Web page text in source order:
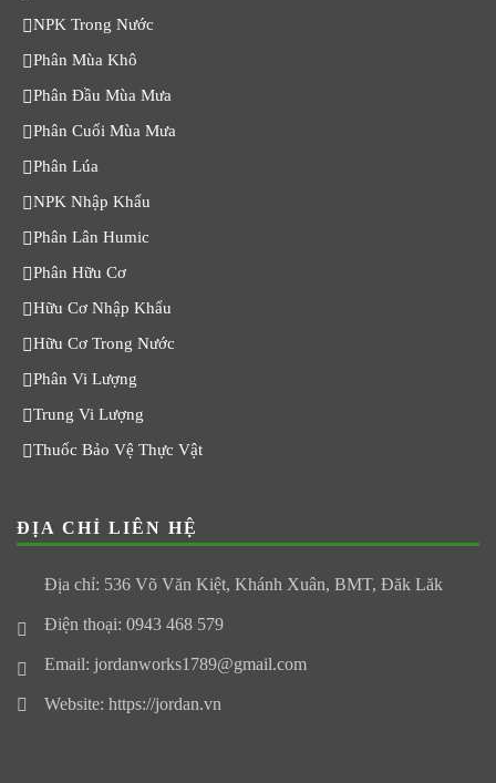
NPK Trong Nước
Phân Mùa Khô
Phân Đầu Mùa Mưa
Phân Cuối Mùa Mưa
Phân Lúa
NPK Nhập Khẩu
Phân Lân Humic
Phân Hữu Cơ
Hữu Cơ Nhập Khẩu
Hữu Cơ Trong Nước
Phân Vi Lượng
Trung Vi Lượng
Thuốc Bảo Vệ Thực Vật
ĐỊA CHỈ LIÊN HỆ
Địa chỉ: 536 Võ Văn Kiệt, Khánh Xuân, BMT, Đăk Lăk
Điện thoại: 0943 468 579
Email: jordanworks1789@gmail.com
Website: https://jordan.vn